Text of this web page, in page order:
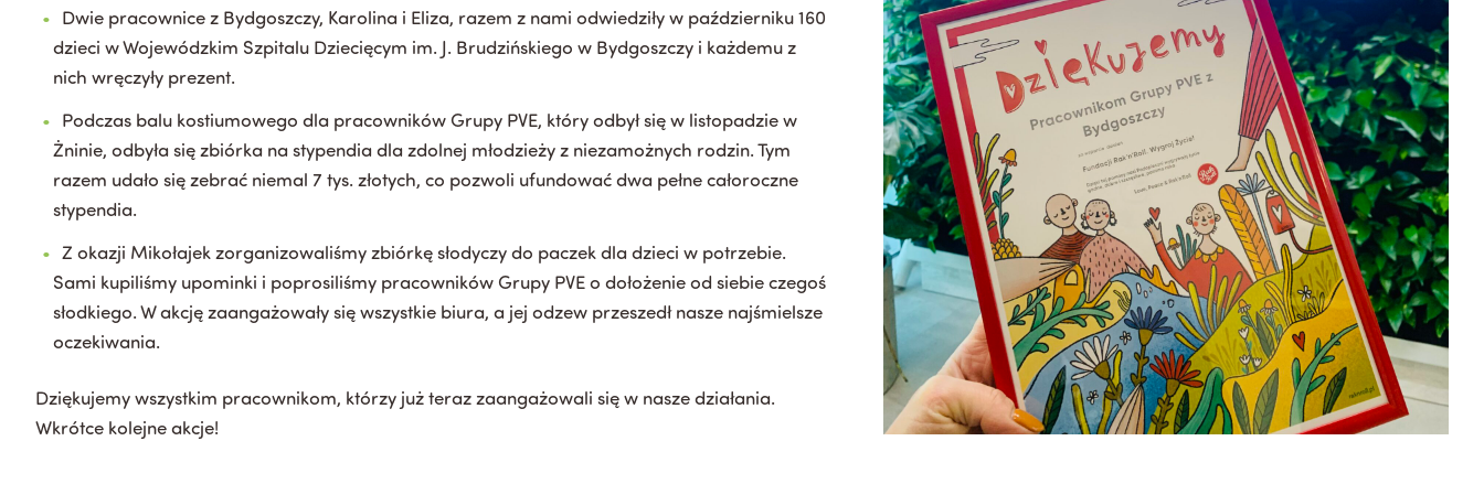
Dwie pracownice z Bydgoszczy, Karolina i Eliza, razem z nami odwiedziły w październiku 160
dzieci w Wojewódzkim Szpitalu Dziecięcym im. J. Brudzińskiego w Bydgoszczy i każdemu z
nich wręczyły prezent.
Podczas balu kostiumowego dla pracowników Grupy PVE, który odbył się w listopadzie w
Żninie, odbyła się zbiórka na stypendia dla zdolnej młodzieży z niezamożnych rodzin. Tym
razem udało się zebrać niemal 7 tys. złotych, co pozwoli ufundować dwa pełne całoroczne
stypendia.
Z okazji Mikołajek zorganizowaliśmy zbiórkę słodyczy do paczek dla dzieci w potrzebie.
Sami kupiliśmy upominki i poprosiliśmy pracowników Grupy PVE o dołożenie od siebie czegoś
słodkiego. W akcję zaangażowały się wszystkie biura, a jej odzew przeszedł nasze najśmielsze
oczekiwania.
Dziękujemy wszystkim pracownikom, którzy już teraz zaangażowali się w nasze działania.
Wkrótce kolejne akcje!